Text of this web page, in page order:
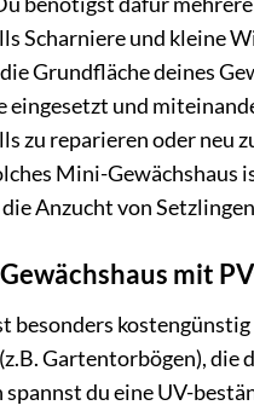
Scharniere und kleine
Grundfläche deines
eingesetzt und
zu reparieren oder neu
Mini-Gewächshaus
Anzucht von
mit
besonders
Gartentorbögen), die
spannst du eine UV-